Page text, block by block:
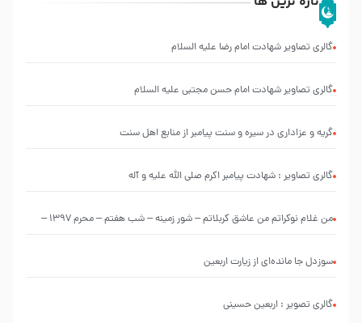
گالری تصاویر شهادت امام رضا علیه السلام
گالری تصاویر شهادت امام حسن مجتبی علیه السلام
گریه و عزاداری در سیره و سنت پیامبر از منابع اهل سنت
گالری تصاویر : شهادت پیامبر اکرم صلی الله علیه و آله
من غلام نوکراتم من عاشق کربلاتم – شور زمینه – شب هفتم – محرم 1397 –
سوزدل جا مانده‌ای از زیارت اربعین
گالری تصویر : اربعین حسینی